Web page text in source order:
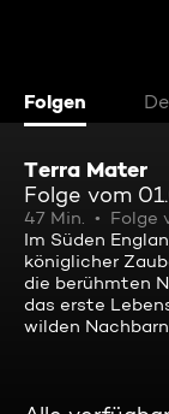
Folgen
Terra Mater
Folge vom
47 Min.
Folge
Im Süden
königlicher
die berühmten
das erste
wilden